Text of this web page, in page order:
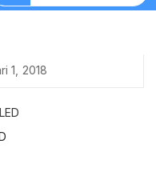
1, 2018